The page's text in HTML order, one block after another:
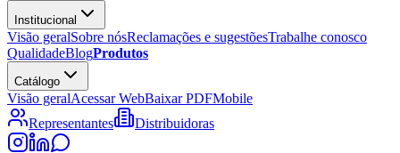
Institucional
Visão geralSobre nósReclamações e sugestõesTrabalhe conosco
QualidadeBlogProdutos
Catálogo
Visão geralAcessar WebBaixar PDFMobile
Representantes
Distribuidoras